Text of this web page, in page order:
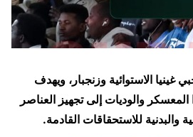
غينيا الاستوائية وزنجبار، ويهدف
والوديات إلى تجهيز العناصر
والبدنية للاستحقاقات القادمة.